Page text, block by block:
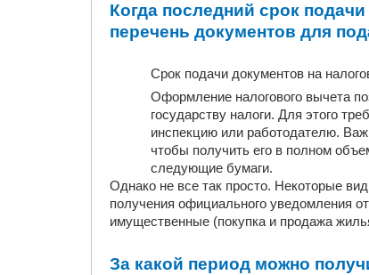
Когда последний срок
перечень документов для
Срок подачи документов на
Оформление налогового вычета
государству налоги. Для этого
инспекцию или работодателю.
чтобы получить его в полном
следующие бумаги.
Однако не все так просто. Некоторые
получения официального уведомления
имущественные (покупка и продажа
За какой период можно